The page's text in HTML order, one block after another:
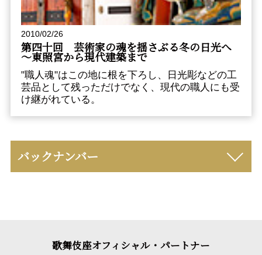
2010/02/26
第四十回 芸術家の魂を揺さぶる冬の日光へ
～東照宮から現代建築まで
"職人魂"はこの地に根を下ろし、日光彫などの工
芸品として残っただけでなく、現代の職人にも受
け継がれている。
バックナンバー
歌舞伎座オフィシャル・パートナー